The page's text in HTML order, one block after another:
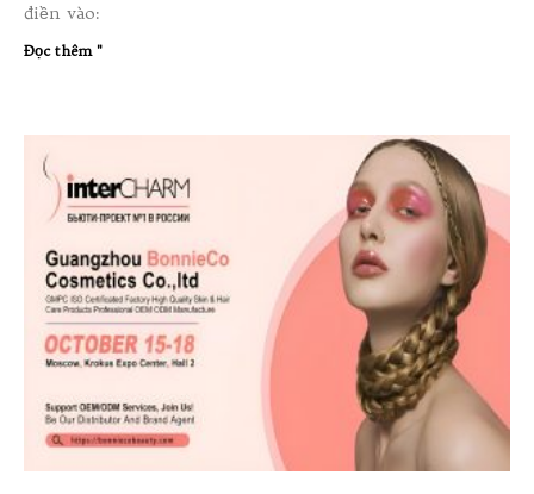
điền vào:
Đọc thêm "